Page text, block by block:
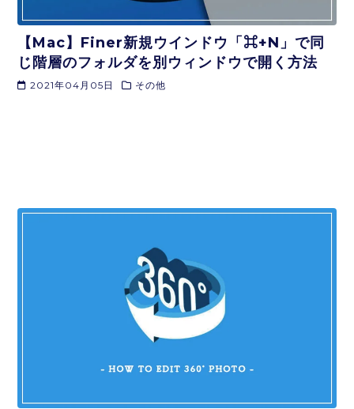
【Mac】Finer新規ウインドウ「⌘+N」で同
じ階層のフォルダを別ウィンドウで開く方法
2021年04月05日 その他